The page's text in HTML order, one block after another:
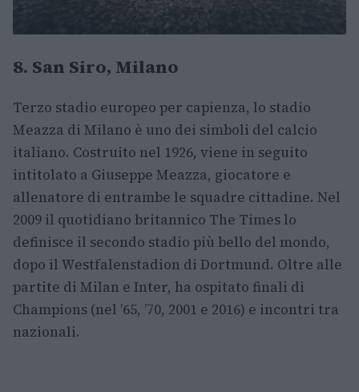
8. San Siro, Milano
Terzo stadio europeo per capienza, lo stadio
Meazza di Milano è uno dei simboli del calcio
italiano. Costruito nel 1926, viene in seguito
intitolato a Giuseppe Meazza, giocatore e
allenatore di entrambe le squadre cittadine. Nel
2009 il quotidiano britannico The Times lo
definisce il secondo stadio più bello del mondo,
dopo il Westfalenstadion di Dortmund. Oltre alle
partite di Milan e Inter, ha ospitato finali di
Champions (nel ’65, ’70, 2001 e 2016) e incontri tra
nazionali.